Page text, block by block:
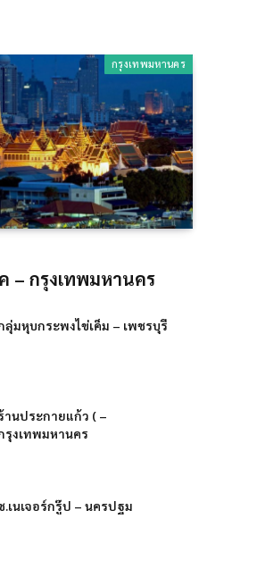
กรุงเทพมหานคร
ร้านโมเดอนบูติค – กรุงเทพมหานคร
ลุ่มหุบกระพงไข่เค็ม – เพชรบุรี
านประกายแก้ว ( –
รุงเทพมหานคร
ช.เนเจอร์กรู๊ป – นครปฐม